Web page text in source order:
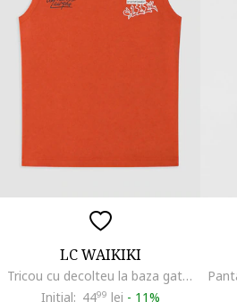
LC WAIKIKI
Tricou cu decolteu la baza gatului si detalii cu imprimeu grafic, Portocaliu dovleac
Initial: 4499 lei - 11%